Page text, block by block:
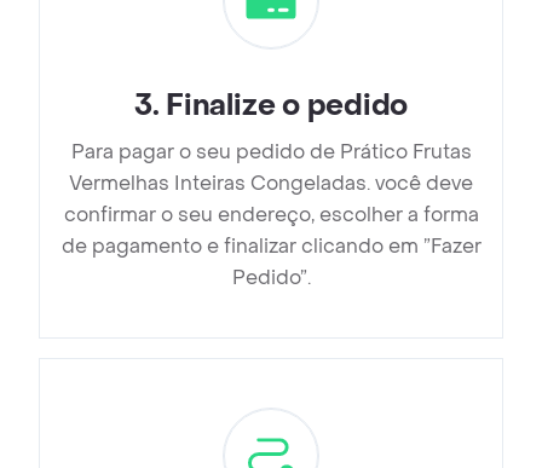
3. Finalize o pedido
Para pagar o seu pedido de Prático Frutas
Vermelhas Inteiras Congeladas. você deve
confirmar o seu endereço, escolher a forma
de pagamento e finalizar clicando em ”Fazer
Pedido”.